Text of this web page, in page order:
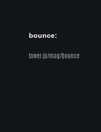
bounce:
tower.jp/mag/bounce